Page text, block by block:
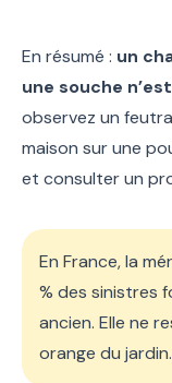
En résumé : un
une souche
observez un
maison sur une
et consulter un
En France, la
% des sinistres
ancien. Elle ne
orange du jardin.